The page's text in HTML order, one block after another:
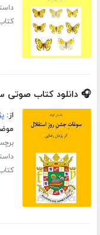
🎧 دانلود کتاب صوتی
از: